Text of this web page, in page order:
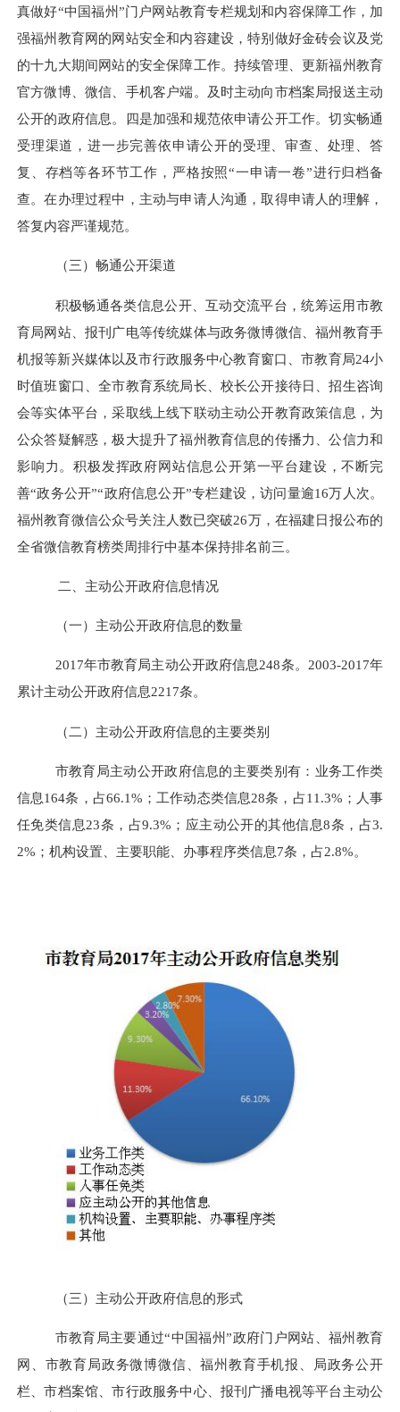
真做好“中国福州”门户网站教育专栏规划和内容保障工作，加
强福州教育网的网站安全和内容建设，特别做好金砖会议及党
的十九大期间网站的安全保障工作。持续管理、更新福州教育
官方微博、微信、手机客户端。及时主动向市档案局报送主动
公开的政府信息。四是加强和规范依申请公开工作。切实畅通
受理渠道，进一步完善依申请公开的受理、审查、处理、答
复、存档等各环节工作，严格按照“一申请一卷”进行归档备
查。在办理过程中，主动与申请人沟通，取得申请人的理解，
答复内容严谨规范。
（三）畅通公开渠道
积极畅通各类信息公开、互动交流平台，统筹运用市教
育局网站、报刊广电等传统媒体与政务微博微信、福州教育手
机报等新兴媒体以及市行政服务中心教育窗口、市教育局24小
时值班窗口、全市教育系统局长、校长公开接待日、招生咨询
会等实体平台，采取线上线下联动主动公开教育政策信息，为
公众答疑解惑，极大提升了福州教育信息的传播力、公信力和
影响力。积极发挥政府网站信息公开第一平台建设，不断完
善“政务公开”“政府信息公开”专栏建设，访问量逾16万人次。
福州教育微信公众号关注人数已突破26万，在福建日报公布的
全省微信教育榜类周排行中基本保持排名前三。
二、主动公开政府信息情况
（一）主动公开政府信息的数量
2017年市教育局主动公开政府信息248条。2003-2017年
累计主动公开政府信息2217条。
（二）主动公开政府信息的主要类别
市教育局主动公开政府信息的主要类别有：业务工作类
信息164条，占66.1%；工作动态类信息28条，占11.3%；人事
任免类信息23条，占9.3%；应主动公开的其他信息8条，占3.
2%；机构设置、主要职能、办事程序类信息7条，占2.8%。
（三）主动公开政府信息的形式
市教育局主要通过“中国福州”政府门户网站、福州教育
网、市教育局政务微博微信、福州教育手机报、局政务公开
栏、市档案馆、市行政服务中心、报刊广播电视等平台主动公